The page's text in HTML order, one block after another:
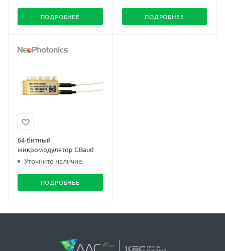
ПОДРОБНЕЕ ПОДРОБНЕЕ
64-битный
микромодулятор GBaud
Уточните наличие
ПОДРОБНЕЕ